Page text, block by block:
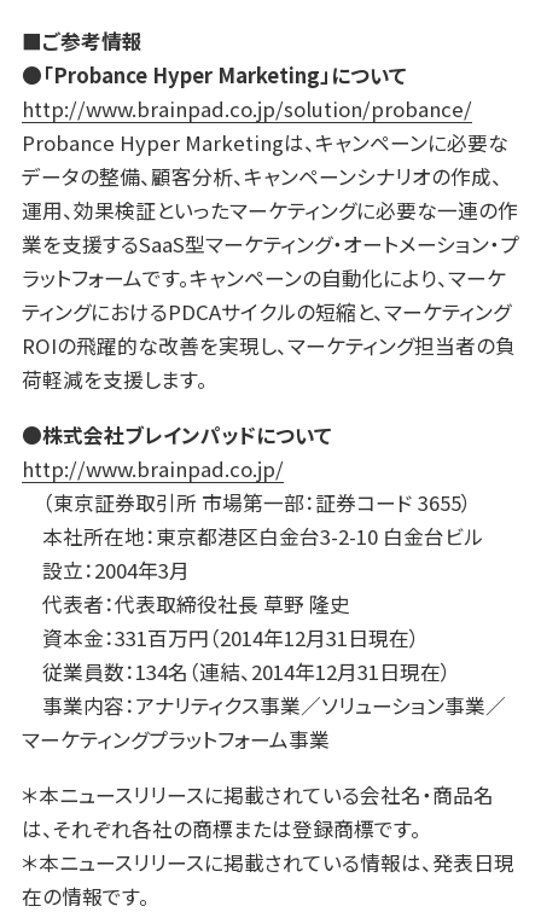
■ご参考情報
●「Probance Hyper Marketing」について
http://www.brainpad.co.jp/solution/probance/
Probance Hyper Marketingは、キャンペーンに必要な
データの整備、顧客分析、キャンペーンシナリオの作成、
運用、効果検証といったマーケティングに必要な一連の作
業を支援するSaaS型マーケティング・オートメーション・プ
ラットフォームです。キャンペーンの自動化により、マーケ
ティングにおけるPDCAサイクルの短縮と、マーケティング
ROIの飛躍的な改善を実現し、マーケティング担当者の負
荷軽減を支援します。
●株式会社ブレインパッドについて
http://www.brainpad.co.jp/
（東京証券取引所 市場第一部：証券コード 3655）
本社所在地：東京都港区白金台3-2-10 白金台ビル
設立：2004年3月
代表者：代表取締役社長 草野 隆史
資本金：331百万円（2014年12月31日現在）
従業員数：134名（連結、2014年12月31日現在）
事業内容：アナリティクス事業／ソリューション事業／
マーケティングプラットフォーム事業
＊本ニュースリリースに掲載されている会社名・商品名
は、それぞれ各社の商標または登録商標です。
＊本ニュースリリースに掲載されている情報は、発表日現
在の情報です。